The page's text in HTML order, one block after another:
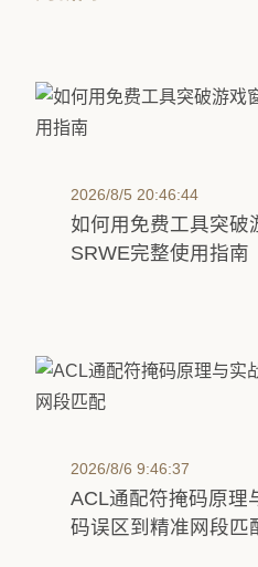
2026/8/5 20:46:44
如何用免费工具突破
SRWE完整使用指南
2026/8/6 9:46:37
ACL通配符掩码原理
码误区到精准网段匹